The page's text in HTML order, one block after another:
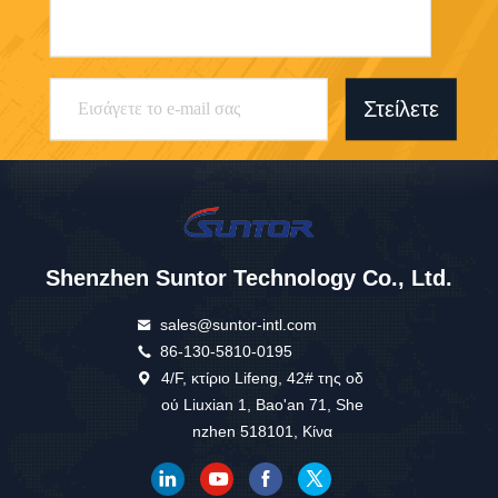
Στείλετε
Shenzhen Suntor Technology Co., Ltd.
sales@suntor-intl.com
86-130-5810-0195
4/F, κτίριο Lifeng, 42# της οδ
ού Liuxian 1, Bao'an 71, She
nzhen 518101, Κίνα